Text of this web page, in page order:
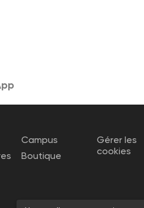
Campus
Boutique
Gérer les
cookies